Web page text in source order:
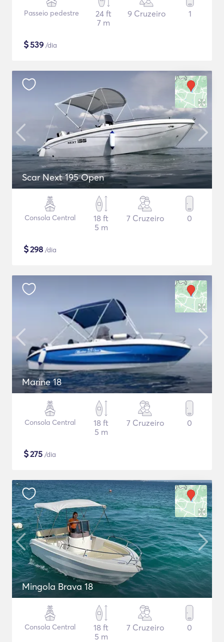
Passeio pedestre
24 ft
7 m
9 Cruzeiro 1
$539 /dia
Scar Next 195 Open
Consola Central
18 ft
5 m
7 Cruzeiro 0
$298 /dia
Marine 18
Consola Central
18 ft
5 m
7 Cruzeiro 0
$275 /dia
Mingola Brava 18
Consola Central
18 ft
5 m
7 Cruzeiro 0